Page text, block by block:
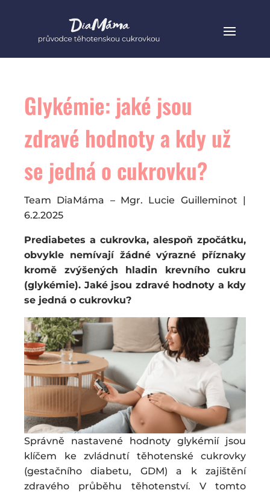
Glykémie: jaké jsou
zdravé hodnoty a kdy už
se jedná o cukrovku?
Team DiaMáma – Mgr. Lucie Guilleminot |
6.2.2025
Prediabetes a cukrovka, alespoň zpočátku,
obvykle nemívají žádné výrazné příznaky
kromě zvýšených hladin krevního cukru
(glykémie). Jaké jsou zdravé hodnoty a kdy
se jedná o cukrovku?
Správně nastavené hodnoty glykémií jsou
klíčem ke zvládnutí těhotenské cukrovky
(gestačního diabetu, GDM) a k zajištění
zdravého průběhu těhotenství. V tomto